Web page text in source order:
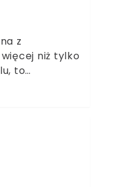
z
niż tylko
to